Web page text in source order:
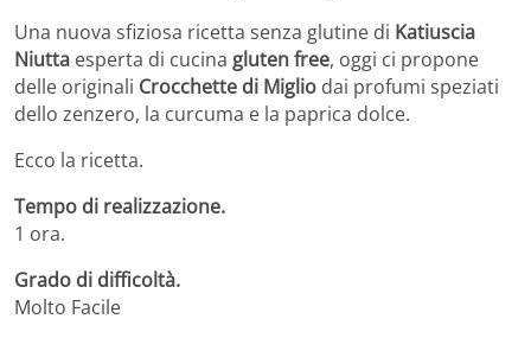
Una nuova sfiziosa ricetta senza glutine di Katiuscia
Niutta esperta di cucina gluten free, oggi ci propone
delle originali Crocchette di Miglio dai profumi speziati
dello zenzero, la curcuma e la paprica dolce.
Ecco la ricetta.
Tempo di realizzazione.
1 ora.
Grado di difficoltà.
Molto Facile